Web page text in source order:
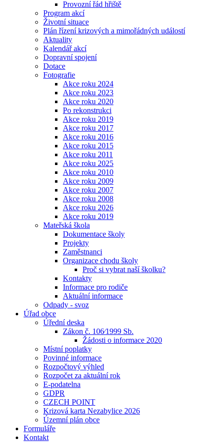
Provozní řád hřiště
Program akcí
Životní situace
Plán řízení krizových a mimořádných událostí
Aktuality
Kalendář akcí
Dopravní spojení
Dotace
Fotografie
Akce roku 2024
Akce roku 2023
Akce roku 2020
Po rekonstrukci
Akce roku 2019
Akce roku 2017
Akce roku 2016
Akce roku 2015
Akce roku 2011
Akce roku 2025
Akce roku 2010
Akce roku 2009
Akce roku 2007
Akce roku 2008
Akce roku 2026
Akce roku 2019
Mateřská škola
Dokumentace školy
Projekty
Zaměstnanci
Organizace chodu školy
Proč si vybrat naší školku?
Kontakty
Informace pro rodiče
Aktuální informace
Odpady - svoz
Úřad obce
Úřední deska
Zákon č. 106⁄1999 Sb.
Žádosti o informace 2020
Místní poplatky
Povinné informace
Rozpočtový výhled
Rozpočet za aktuální rok
E-podatelna
GDPR
CZECH POINT
Krizová karta Nezabylice 2026
Územní plán obce
Formuláře
Kontakt